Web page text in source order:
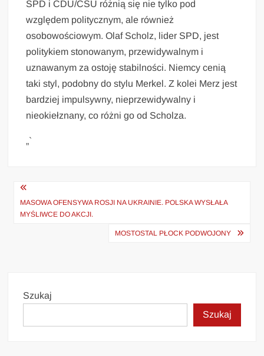
SPD i CDU/CSU różnią się nie tylko pod
względem politycznym, ale również
osobowościowym. Olaf Scholz, lider SPD, jest
politykiem stonowanym, przewidywalnym i
uznawanym za ostoję stabilności. Niemcy cenią
taki styl, podobny do stylu Merkel. Z kolei Merz jest
bardziej impulsywny, nieprzewidywalny i
nieokiełznany, co różni go od Scholza.
„`
Nawigacja
wpisu
MASOWA OFENSYWA ROSJI NA UKRAINIE. POLSKA WYSŁAŁA
MYŚLIWCE DO AKCJI.
MOSTOSTAL PŁOCK PODWOJONY
Szukaj
Szukaj